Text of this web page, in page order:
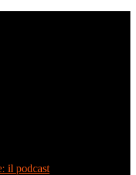
il podcast